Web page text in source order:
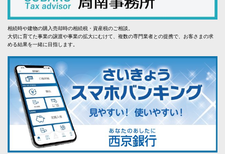
相続時や建物の購入売却時の相続税・資産税のご相談。
大切に育てた事業の譲渡や事業の拡大にむけて、複数の専門業者との提携で、お客さまの求
める結果を一緒に目指します。